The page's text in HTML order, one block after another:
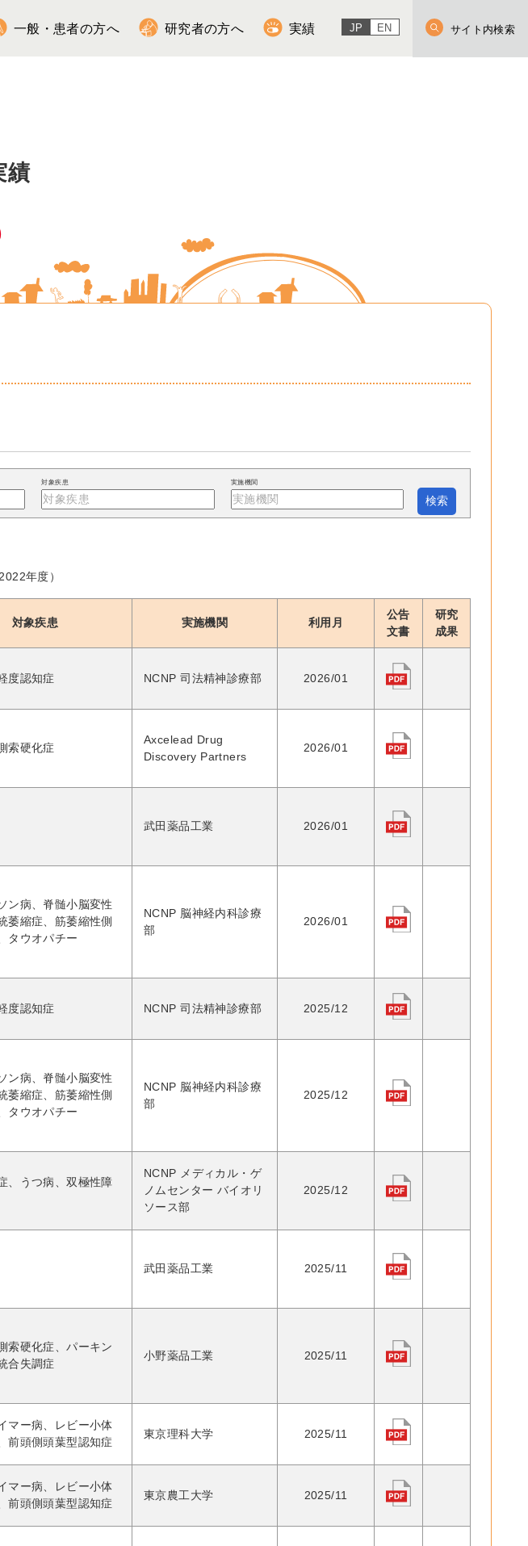
一般・患者の方へ 研究者の方へ 実績 JP EN サイト内検索
績
対象疾患 実施機関
年度）
対象疾患 実施機関 利用月
公告
文書
研究
成果
度認知症 NCNP 司法精神診療部 2026/01
索硬化症
Axcelead Drug
Discovery Partners
2026/01
武田薬品工業 2026/01
ン病、脊髄小脳変性
萎縮症、筋萎縮性側
タウオパチー
NCNP 脳神経内科診療
部
2026/01
度認知症 NCNP 司法精神診療部 2025/12
ン病、脊髄小脳変性
萎縮症、筋萎縮性側
タウオパチー
NCNP 脳神経内科診療
部
2025/12
、うつ病、双極性障
NCNP メディカル・ゲ
ノムセンター バイオリ
ソース部
2025/12
武田薬品工業 2025/11
索硬化症、パーキン
合失調症
小野薬品工業 2025/11
マー病、レビー小体
前頭側頭葉型認知症
東京理科大学 2025/11
マー病、レビー小体
前頭側頭葉型認知症
東京農工大学 2025/11